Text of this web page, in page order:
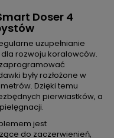
Doser 4
uzupełnianie
rozwoju koralowców.
były rozłożone w
Dzięki temu
pierwiastków, a
jest
do zaczerwienień,